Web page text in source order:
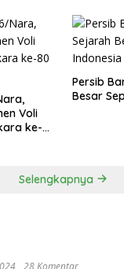
Voli
ke-
Persib
Besar
Selengkapnya
28 Komentar